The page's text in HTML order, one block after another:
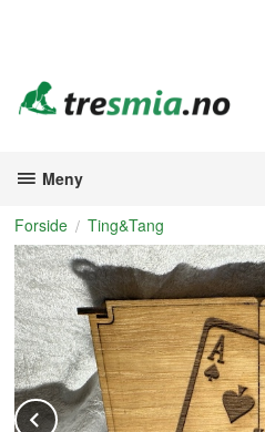
Meny
Forside Ting&Tang
Prev